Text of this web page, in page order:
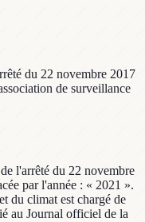
du 22 novembre 2017
de surveillance
l'arrêté du 22 novembre
par l'année : « 2021 ».
du climat est chargé de
au Journal officiel de la